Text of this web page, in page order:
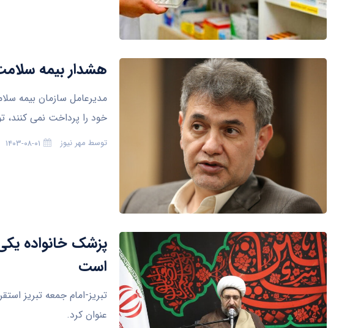
هشدار بیمه سلامت به
خود را پرداخت نمی کنند،
توسط مهر نیوز ۱۴۰۳-۰۸-۰۱
پزشک خانواده
است
تبریز-امام جمعه تبریز
عنوان کرد.